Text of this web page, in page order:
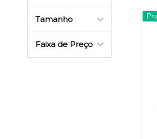
Tamanho
Faixa de Preço